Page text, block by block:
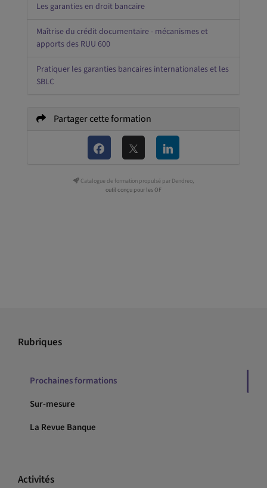
Les garanties en droit bancaire
Maîtrise du crédit documentaire - mécanismes et
apports des RUU 600
Pratiquer les garanties bancaires internationales et les
SBLC
Partager cette formation
Catalogue de formation propulsé par Dendreo,
outil conçu pour les OF
Rubriques
Prochaines formations
Sur-mesure
La Revue Banque
Activités